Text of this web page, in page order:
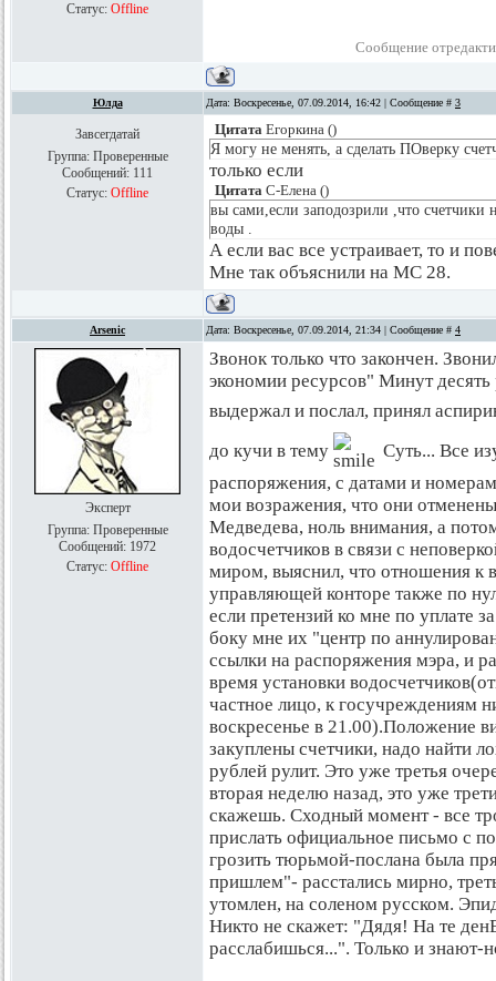
Статус: Offline
Сообщение
Юлда Дата: Воскресенье, 07.09.2014, 16:42 | Сообщение # 3
Завсегдатай
Группа: Проверенные
Сообщений: 111
Статус: Offline
Цитата Егоркина ()
Я могу не менять, а сделать ПОверку
только если
Цитата С-Елена ()
вы сами,если заподозрили ,что счетчики
воды .
А если вас все устраивает, то и
Мне так объяснили на МС 28.
Arsenic Дата: Воскресенье, 07.09.2014, 21:34 | Сообщение # 4
Эксперт
Группа: Проверенные
Сообщений: 1972
Статус: Offline
Звонок только что закончен.
экономии ресурсов" Минут десять
выдержал и послал, принял
до кучи в тему
Суть... Все
распоряжения, с датами и
мои возражения, что они
Медведева, ноль внимания, а
водосчетчиков в связи с
миром, выяснил, что отношения к
управляющей конторе также по
если претензий ко мне по уплате
боку мне их "центр по
ссылки на распоряжения мэра, и
время установки
частное лицо, к госучреждениям
воскресенье в 21.00).Положение
закуплены счетчики, надо найти
рублей рулит. Это уже третья
вторая неделю назад, это уже
скажешь. Сходный момент - все
прислать официальное письмо с
грозить тюрьмой-послана была
пришлем"- расстались мирно,
утомлен, на соленом русском.
Никто не скажет: "Дядя! На те
расслабишься...". Только и